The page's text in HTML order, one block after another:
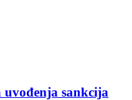
uvođenja sankcija